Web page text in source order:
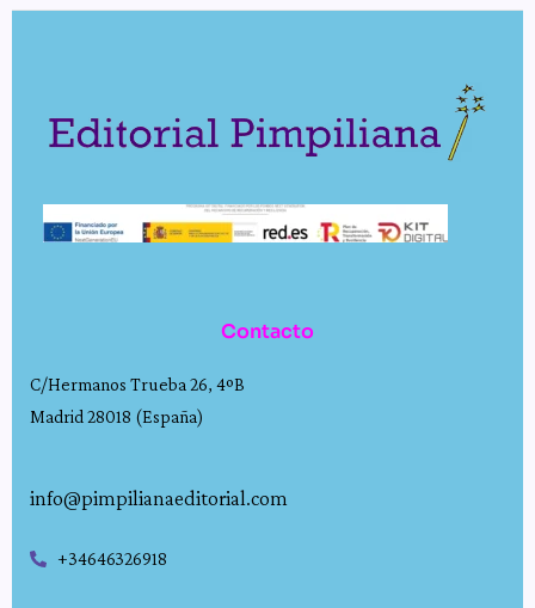
Contacto
C/Hermanos Trueba 26, 4ºB
Madrid 28018 (España)
info@pimpilianaeditorial.com
+34646326918